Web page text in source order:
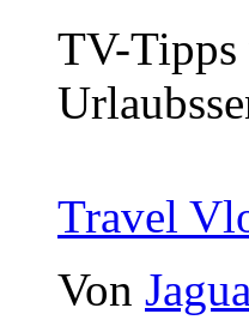
TV-Tipps
Travel
Von